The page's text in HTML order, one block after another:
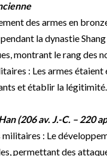
des armes en
la dynastie
montrant le rang des
: Les armes
et établir la légitimité.
(206 av. J.-C. – 220
: Le
permettant des